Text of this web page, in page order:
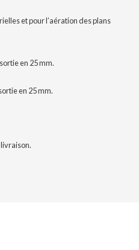
et pour l’aération des plans
en 25 mm.
en 25 mm.